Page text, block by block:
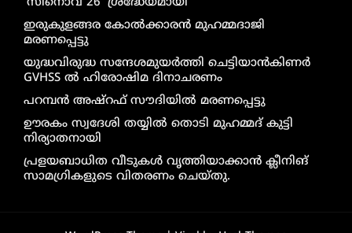
ഇരുകുളങ്ങര കോൽക്കാരൻ മുഹമ്മദാജി
മരണപ്പെട്ടു
യുദ്ധവിരുദ്ധ സന്ദേശമുയർത്തി ചെട്ടിയാൻകിണർ
GVHSS ൽ ഹിരോഷിമ ദിനാചരണം
പറമ്പൻ അഷ്‌റഫ് സൗദിയിൽ മരണപ്പെട്ടു
ഊരകം സ്വദേശി തയ്യിൽ തൊടി മുഹമ്മദ് കുട്ടി
നിര്യാതനായി
പ്രളയബാധിത വീടുകൾ വൃത്തിയാക്കാൻ ക്ലീനിങ്
സാമഗ്രികളുടെ വിതരണം ചെയ്തു.